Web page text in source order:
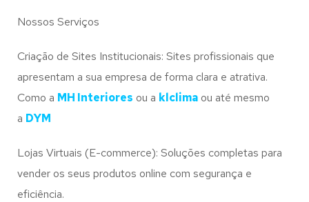
Nossos Serviços
Criação de Sites Institucionais: Sites profissionais que
apresentam a sua empresa de forma clara e atrativa.
Como a MH Interiores ou a klclima ou até mesmo
a DYM
Lojas Virtuais (E-commerce): Soluções completas para
vender os seus produtos online com segurança e
eficiência.